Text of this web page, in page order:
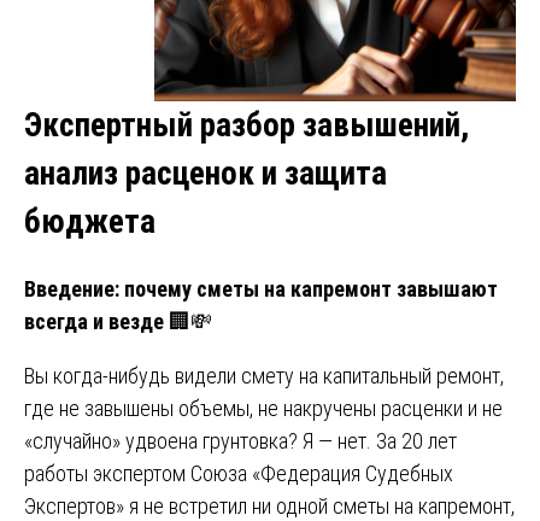
Экспертный разбор завышений,
анализ расценок и защита
бюджета
Введение: почему сметы на капремонт завышают
всегда и везде 🏢💸
Вы когда-нибудь видели смету на капитальный ремонт,
где не завышены объемы, не накручены расценки и не
«случайно» удвоена грунтовка? Я — нет. За 20 лет
работы экспертом Союза «Федерация Судебных
Экспертов» я не встретил ни одной сметы на капремонт,